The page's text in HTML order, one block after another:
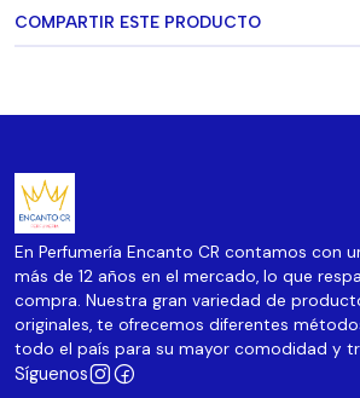
COMPARTIR ESTE PRODUCTO
En Perfumería Encanto CR contamos con
más de 12 años en el mercado, lo que
compra. Nuestra gran variedad de
originales, te ofrecemos diferentes
todo el país para su mayor comodidad y
Síguenos